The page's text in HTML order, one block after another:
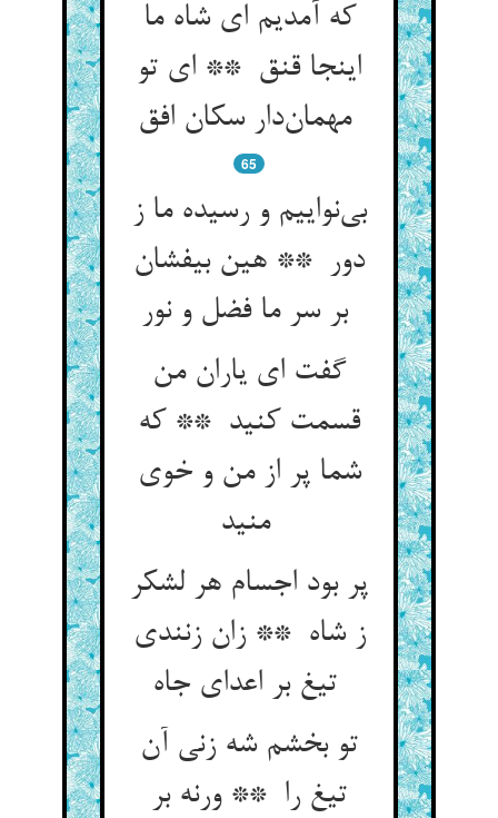
که آمدیم ای شاه ما
اینجا قنق ** ای تو
مهمان‌دار سکان افق
65
بی‌نواییم و رسیده ما ز
دور ** هین بیفشان
بر سر ما فضل و نور
گفت ای یاران من
قسمت کنید ** که
شما پر از من و خوی
منید
پر بود اجسام هر لشکر
ز شاه ** زان زنندی
تو بخشم شه زنی آن
تیغ را ** ورنه بر